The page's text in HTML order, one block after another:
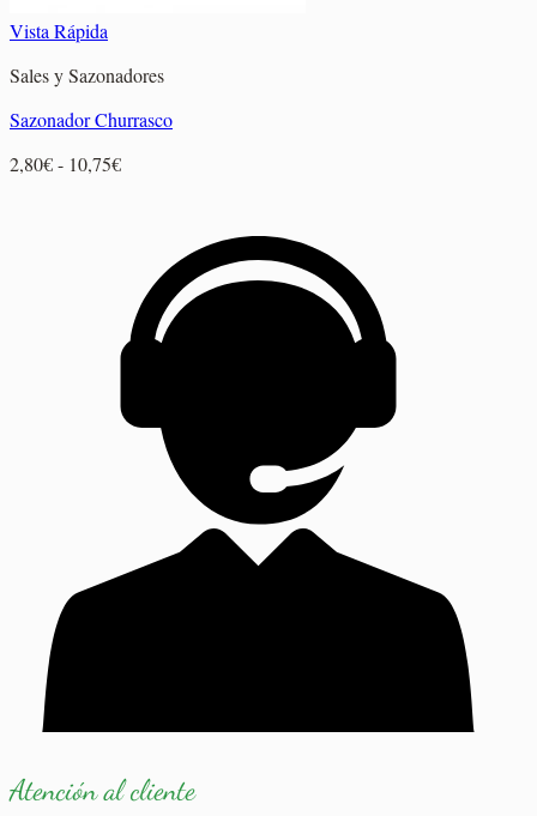
Vista Rápida
Sales y Sazonadores
Sazonador Churrasco
2,80€- 10,75€Rango
hasta
10,75€
Atención al cliente